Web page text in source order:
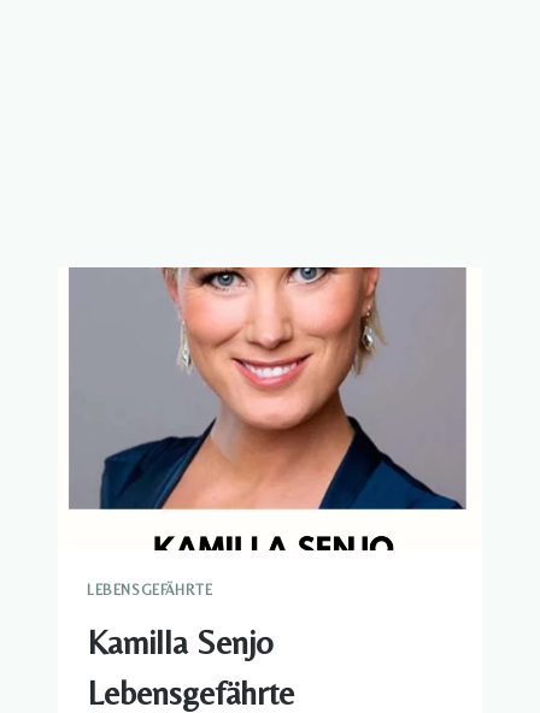
LEBENSGEFÄHRTE
Kamilla Senjo
Lebensgefährte